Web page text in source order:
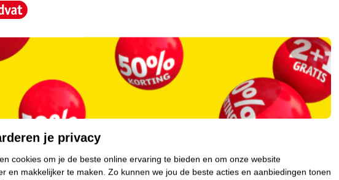
gevoel
haar. We raden aan om je haar 24 tot 48
je privacy
cookies om je de beste online ervaring te bieden en om onze website
en makkelijker te maken. Zo kunnen we jou de beste acties en aanbiedingen tonen